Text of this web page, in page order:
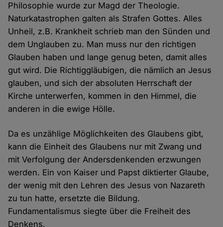
Philosophie wurde zur Magd der Theologie.
Naturkatastrophen galten als Strafen Gottes. Alles
Unheil, z.B. Krankheit schrieb man den Sünden und
dem Unglauben zu. Man muss nur den richtigen
Glauben haben und lange genug beten, damit alles
gut wird. Die Richtiggläubigen, die nämlich an Jesus
glauben, und sich der absoluten Herrschaft der
Kirche unterwerfen, kommen in den Himmel, die
anderen in die ewige Hölle.
Da es unzählige Möglichkeiten des Glaubens gibt,
kann die Einheit des Glaubens nur mit Zwang und
mit Verfolgung der Andersdenkenden erzwungen
werden. Ein von Kaiser und Papst diktierter Glaube,
der wenig mit den Lehren des Jesus von Nazareth
zu tun hatte, ersetzte die Bildung.
Fundamentalismus siegte über die Freiheit des
Denkens.